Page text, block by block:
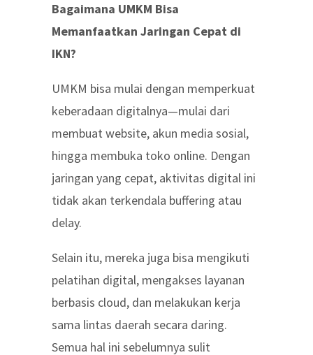
Bagaimana UMKM Bisa
Memanfaatkan Jaringan Cepat di
IKN?
UMKM bisa mulai dengan memperkuat
keberadaan digitalnya—mulai dari
membuat website, akun media sosial,
hingga membuka toko online. Dengan
jaringan yang cepat, aktivitas digital ini
tidak akan terkendala buffering atau
delay.
Selain itu, mereka juga bisa mengikuti
pelatihan digital, mengakses layanan
berbasis cloud, dan melakukan kerja
sama lintas daerah secara daring.
Semua hal ini sebelumnya sulit